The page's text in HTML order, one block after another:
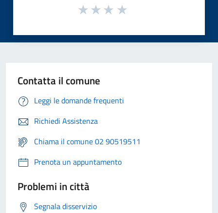
Contatta il comune
Leggi le domande frequenti
Richiedi Assistenza
Chiama il comune 02 90519511
Prenota un appuntamento
Problemi in città
Segnala disservizio